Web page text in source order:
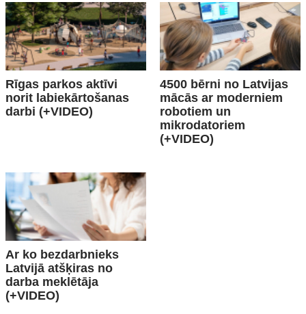
Rīgas parkos aktīvi
norit labiekārtošanas
darbi (+VIDEO)
4500 bērni no Latvijas
mācās ar moderniem
robotiem un
mikrodatoriem
(+VIDEO)
Ar ko bezdarbnieks
Latvijā atšķiras no
darba meklētāja
(+VIDEO)